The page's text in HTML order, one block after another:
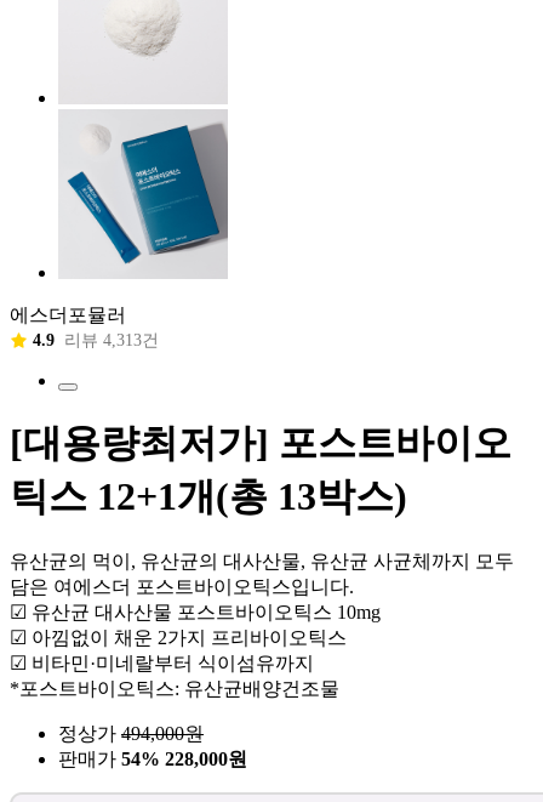
에스더포뮬러
4.9 리뷰 4,313건
[대용량최저가] 포스트바이오
틱스 12+1개(총 13박스)
유산균의 먹이, 유산균의 대사산물, 유산균 사균체까지 모두
담은 여에스더 포스트바이오틱스입니다.
☑ 유산균 대사산물 포스트바이오틱스 10mg
☑ 아낌없이 채운 2가지 프리바이오틱스
☑ 비타민·미네랄부터 식이섬유까지
*포스트바이오틱스: 유산균배양건조물
정상가 494,000원
판매가 54% 228,000원